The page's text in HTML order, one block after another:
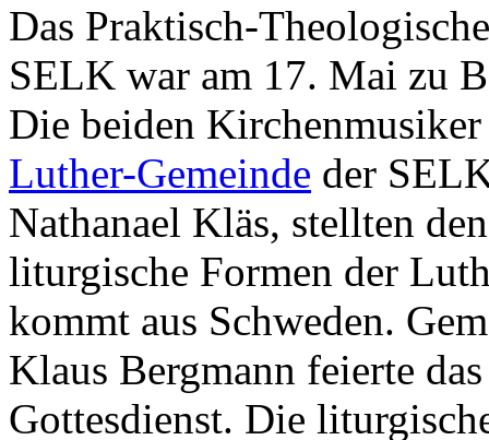
Das Praktisch-
SELK war am 17. Mai zu
Die beiden
Luther-Gemeinde der
Nathanael Kläs, stellten
liturgische Formen der
kommt aus Schweden.
Klaus Bergmann feierte
Gottesdienst. Die